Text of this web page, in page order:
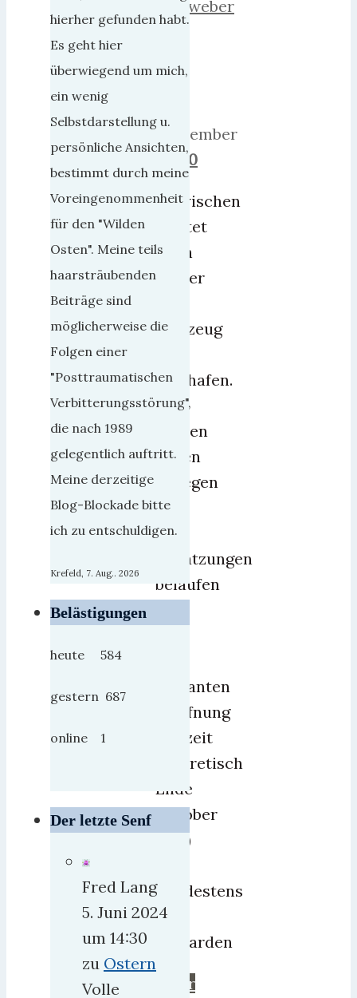
herrweber
2018
September
20180
Inzwischen
startet
noch
immer
Flugzeug
Flughafen.
Die
Kosten
heben
dagegen
ab.
Die
Schätzungen
belaufen
geplanten
Eröffnung
(derzeit
theoretisch
Ende
Oktober
2017)
mindestens
5,4
Milliarden
mehr
hierher gefunden habt.
Es geht hier
überwiegend um mich,
ein wenig
Selbstdarstellung u.
persönliche Ansichten,
bestimmt durch meine
Voreingenommenheit
für den "Wilden
Osten". Meine teils
haarsträubenden
Beiträge sind
möglicherweise die
Folgen einer
"Posttraumatischen
Verbitterungsstörung",
die nach 1989
gelegentlich auftritt.
Meine derzeitige
Blog-Blockade bitte
ich zu entschuldigen.
Krefeld, 7. Aug.. 2026
Belästigungen
heute 584
gestern 687
online 1
Der letzte Senf
Fred Lang
5. Juni 2024
um 14:30
zu Ostern
Volle